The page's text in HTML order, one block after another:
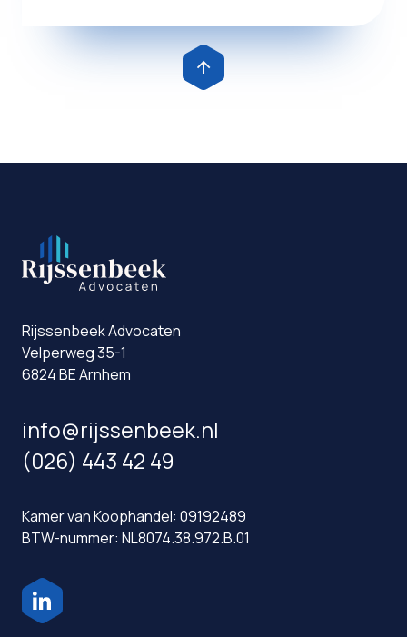
Rijssenbeek Advocaten
Velperweg 35-1
6824 BE Arnhem
info@rijssenbeek.nl
(026) 443 42 49
Kamer van Koophandel: 09192489
BTW-nummer: NL8074.38.972.B.01